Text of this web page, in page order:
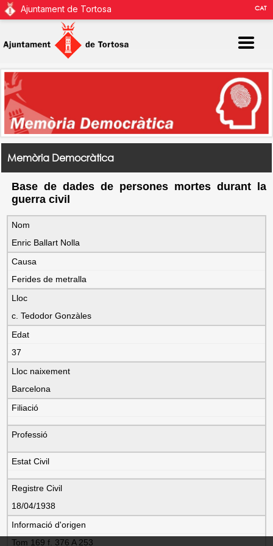
Ajuntament de Tortosa CAT
Memòria Democràtica
Base de dades de persones mortes durant la
guerra civil
Nom
Enric Ballart Nolla
Causa
Ferides de metralla
Lloc
c. Tedodor Gonzàles
Edat
37
Lloc naixement
Barcelona
Filiació
Professió
Estat Civil
Registre Civil
18/04/1938
Informació d'origen
Tom 169 f. 376 A 253